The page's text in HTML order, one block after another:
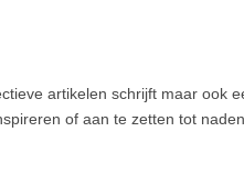
artikelen schrijft maar ook
of aan te zetten tot